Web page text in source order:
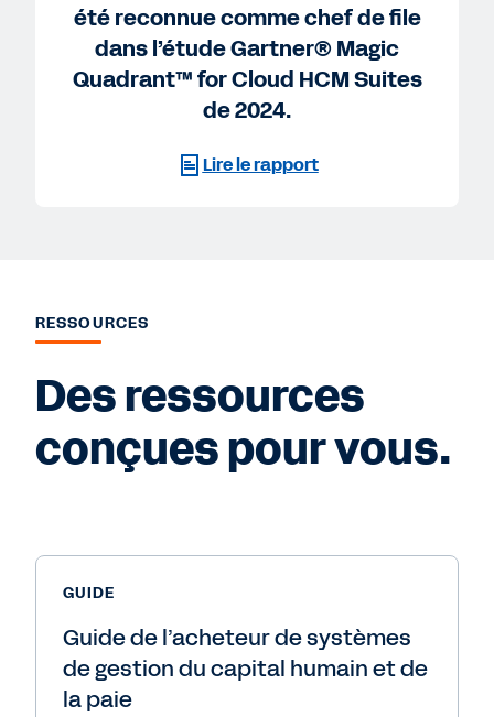
été reconnue comme chef de file
dans l’étude Gartner® Magic
Quadrant™ for Cloud HCM Suites
de 2024.
Lire le rapport
RESSOURCES
Des ressources
conçues pour vous.
GUIDE
Guide de l’acheteur de systèmes
de gestion du capital humain et de
la paie